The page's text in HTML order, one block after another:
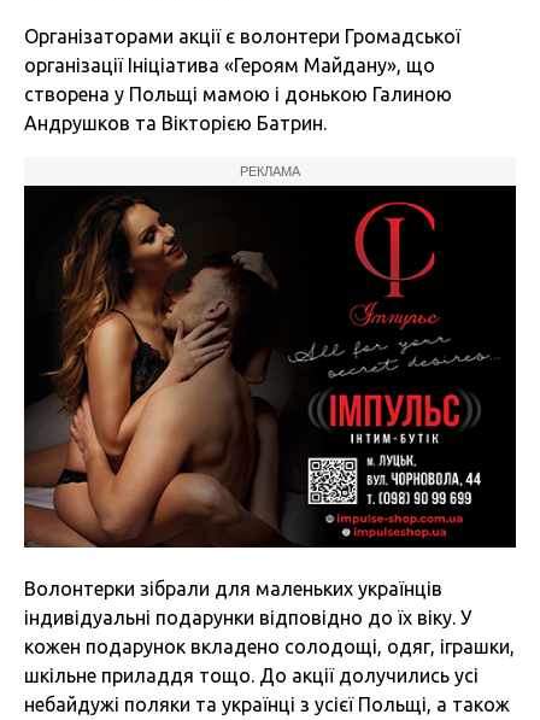
Організаторами акції є волонтери Громадської
організації Ініціатива «Героям Майдану», що
створена у Польщі мамою і донькою Галиною
Андрушков та Вікторією Батрин.
РЕКЛАМА
Волонтерки зібрали для маленьких українців
індивідуальні подарунки відповідно до їх віку. У
кожен подарунок вкладено солодощі, одяг, іграшки,
шкільне приладдя тощо. До акції долучились усі
небайдужі поляки та українці з усієї Польщі, а також